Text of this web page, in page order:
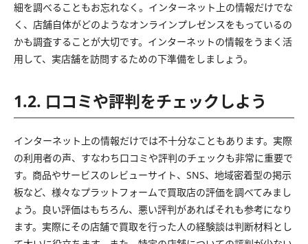
細を調べることもお忘れなく。インターネット上の情報だけでな
く、店舗自体がどのようなオンラインプレゼンスをもっているの
かも調査することが大切です。インターネットの情報をうまく活
用して、実店舗を訪問するための下準備をしましょう。
1.2. 口コミや評判をチェックしよう
インターネット上の情報だけでは不十分なこともあります。実際
の利用者の声、すなわち口コミや評判のチェックも非常に重要で
す。商品やサービスのレビューサイト、SNS、地域密着型の掲示
板など、様々なプラットフォームで買取店の評価を調べてみまし
ょう。良い評価はもちろん、悪い評判があればそれも参考になり
ます。実際にその店舗で買取を行った人の経験談は判断材料とし